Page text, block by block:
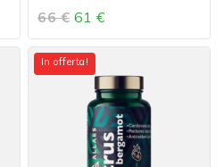
0
out
of
5
66€ 61 €
In offerta!